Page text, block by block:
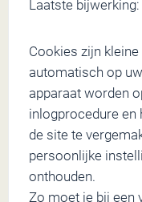
Laatste
Cookies zijn
automatisch op
apparaat worden
inlogprocedure en
de site te
persoonlijke
onthouden.
Zo moet je bij een